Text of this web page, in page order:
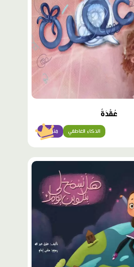
عُقْدَةٌ
متوسّط الذكاء العاطفي